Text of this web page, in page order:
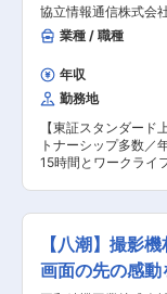
場です。 ■組織体制： 設計チームは3名体制。
20代〜40代まで幅広
問や相談がしやすい、
き方： ・土日祝休
業が出にくい業務体
・業務フローを整理
ライベートの時間も
けられます。 ★経
す。 ■職場の雰囲気： ・長く働く社員が多い職
場 ・未経験スタート
囲：会社の定める業
発・製造・販売を行
成長を続けています
材の育成を見据え、
スタッフを募集します。 ■業務内容：
造現場での業務を担
習得していただきます。
製品の製造作業 ・原材料の投入、調合作業 ・充
填、包装、出荷準備 ・製造設備の操作、点検 ・
品質、安全管理活動 ・現場改善活動への参加 <ゆ
くゆく期待している
将来的には現場リー
■就業環境： 製造
代が活躍しており
相談や質問がしやす
協立情報通信株式会
業種 / 職種
年収
勤務地
【東証スタンダード
トナーシップ多数／
15時間とワークライ
手続き、POPの作成
します。 ＜具体的な
（新規契約、機種
等） ・故障修理受付
（Wi-Fiルーターや
【八潮】撮影
画面の先の感